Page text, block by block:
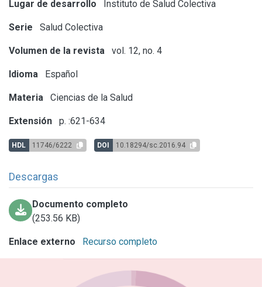
Lugar de desarrollo Instituto de Salud Colectiva
Serie Salud Colectiva
Volumen de la revista vol. 12, no. 4
Idioma Español
Materia Ciencias de la Salud
Extensión p. :621-634
HDL 11746/6222 DOI 10.18294/sc.2016.94
Descargas
Documento completo
(253.56 KB)
Enlace externo Recurso completo